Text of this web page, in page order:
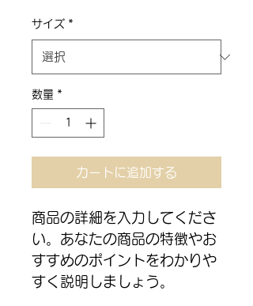
サイズ *
数量 *
カートに追加する
商品の詳細を入力してくださ
い。あなたの商品の特徴やお
すすめのポイントをわかりや
すく説明しましょう。